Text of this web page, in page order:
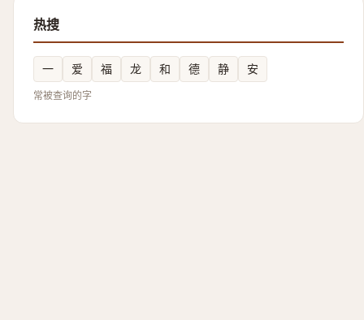
热搜
一 爱 福 龙 和 德 静 安
常被查询的字